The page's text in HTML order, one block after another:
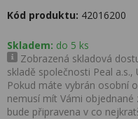
Kód produktu: 42016200
Skladem: do 5 ks
Zobrazená skladová
skladě společnosti Peal
Pokud máte vybrán osobní
nemusí mít Vámi objednané
bude připravena v co